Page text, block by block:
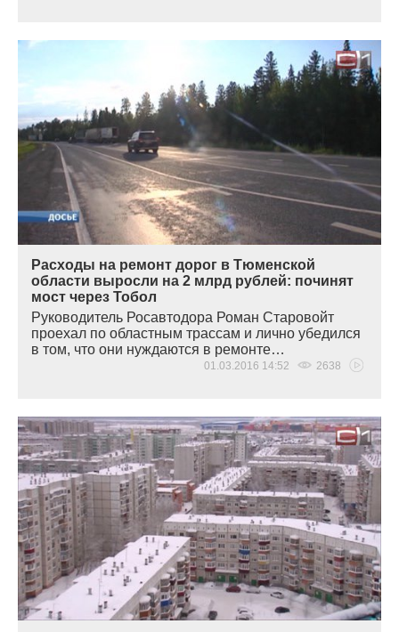
Расходы на ремонт дорог в Тюменской
области выросли на 2 млрд рублей: починят
мост через Тобол
Руководитель Росавтодора Роман Старовойт
проехал по областным трассам и лично убедился
в том, что они нуждаются в ремонте…
01.03.2016 14:52 2638